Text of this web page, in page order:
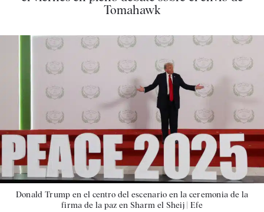
Tomahawk
Donald Trump en el centro del escenario en la ceremonia de la
firma de la paz en Sharm el Sheij | Efe